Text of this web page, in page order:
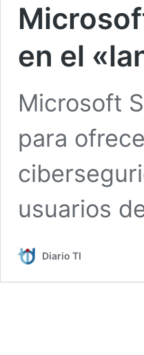
en el
Microsoft
para
usuarios
Diario TI